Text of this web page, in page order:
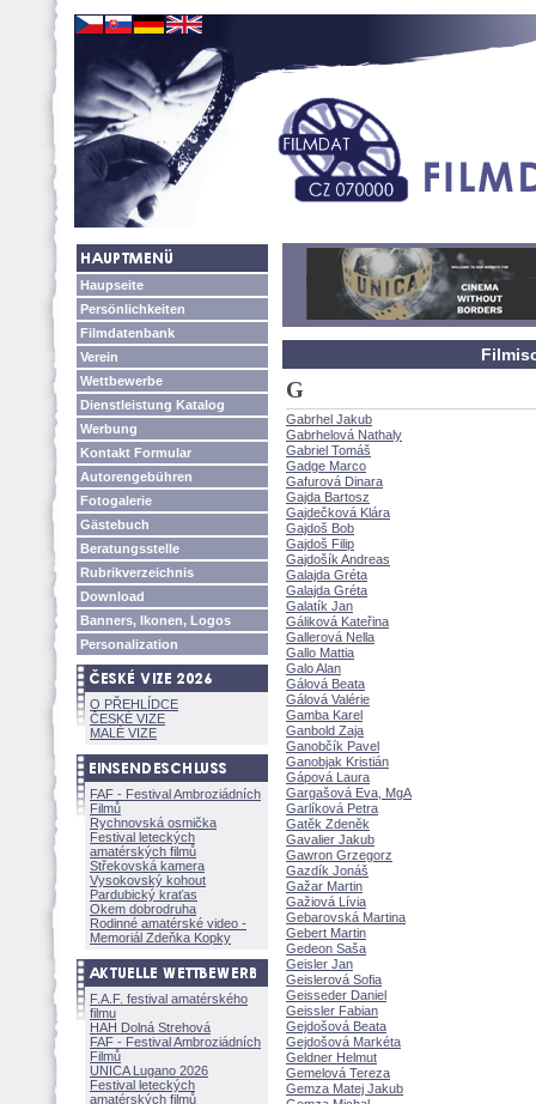
Haupseite
Persönlichkeiten
Filmdatenbank
Verein
Wettbewerbe
Dienstleistung Katalog
Werbung
Kontakt Formular
Autorengebühren
Fotogalerie
Gästebuch
Beratungsstelle
Rubrikverzeichnis
Download
Banners, Ikonen, Logos
Personalization
O PŘEHLÍDCE
ČESKÉ VIZE
MALÉ VIZE
FAF - Festival Ambroziádních
Filmů
Rychnovská osmička
Festival leteckých
amatérských filmů
Střekovská kamera
Vysokovský kohout
Pardubický kraťas
Okem dobrodruha
Rodinné amatérské video -
Memoriál Zdeňka Kopky
F.A.F. festival amatérského
filmu
HAH Dolná Strehov
FAF - Festival Ambroziádních
Filmů
UNICA Lugano 2026
Festival leteckých
amatérských filmů
G
Gabrhel Jakub
Gabrhelová Nathaly
Gabriel Tom
Gadge Marco
Gafurová Dinara
Gajda Bartosz
Gajdečková Klára
Gajdoš Bob
Gajdoš Filip
Gajdošík Andreas
Galajda Gréta
Galajda Gréta
Galatík Jan
Gáliková Kateřina
Gallerová Nella
Gallo Mattia
Galo Alan
Gálová Beata
Gálová Valérie
Gamba Karel
Ganbold Zaja
Ganobčík Pavel
Ganobjak Kristián
Gápová Laura
Gargašová Eva, MgA
Garlíková Petra
Gatěk Zdeněk
Gavalier Jakub
Gawron Grzegorz
Gazdík Jon
Gažar Martin
Gažiová Lívia
Gebarovská Martina
Gebert Martin
Gedeon Saša
Geisler Jan
Geislerová Sofia
Geisseder Daniel
Geissler Fabian
Gejdošová Beata
Gejdošová Markéta
Geldner Helmut
Gemelová Tereza
Gemza Matej Jakub